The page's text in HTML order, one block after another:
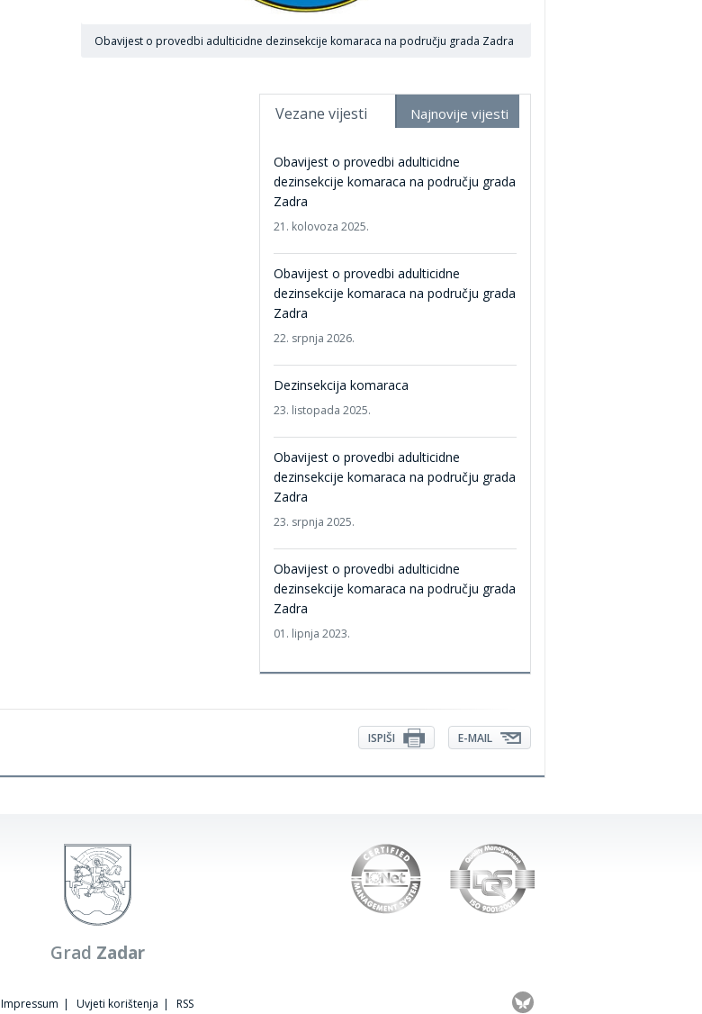
Obavijest o provedbi adulticidne dezinsekcije komaraca na području grada Zadra
Vezane vijesti Najnovije vijesti
Obavijest o provedbi adulticidne
dezinsekcije komaraca na području grada
Zadra
21. kolovoza 2025.
Obavijest o provedbi adulticidne
dezinsekcije komaraca na području grada
Zadra
22. srpnja 2026.
Dezinsekcija komaraca
23. listopada 2025.
Obavijest o provedbi adulticidne
dezinsekcije komaraca na području grada
Zadra
23. srpnja 2025.
Obavijest o provedbi adulticidne
dezinsekcije komaraca na području grada
Zadra
01. lipnja 2023.
E-MAIL
ISPIŠI
Grad Zadar
Impressum Uvjeti korištenja RSS